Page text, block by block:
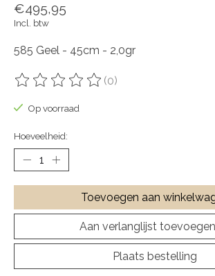
€495,95
Incl. btw
585 Geel - 45cm - 2,0gr
De beoordeling van dit product is
(0)
Op voorraad
Hoeveelheid:
Toevoegen aan
Aan verlanglijst toevoegen
Plaats bestelling